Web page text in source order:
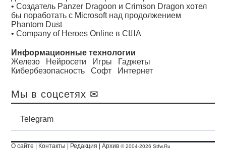
•Создатель Panzer Dragoon и Crimson Dragon хотел
бы поработать с Microsoft над продолжением
Phantom Dust
•Company of Heroes Online в США
Информационные технологии
Железо
Нейросети Игры
Гаджеты
Кибербезопасность
Софт Интернет
Мы в соцсетях ✉
Telegram
О сайте Контакты Редакция |Архив © 2004-2026 Stfw.Ru